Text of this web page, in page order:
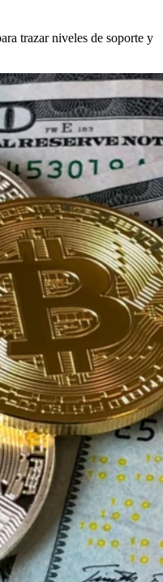
trazar niveles de soporte y